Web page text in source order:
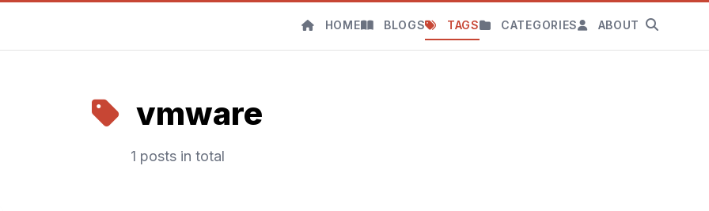
HOME BLOGS TAGS CATEGORIES ABOUT
vmware
1 posts in total